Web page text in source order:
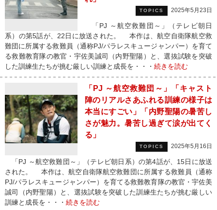
TOPICS 2025年5月23日
「PJ ～航空救難団～」（テレビ朝日
系）の第5話が、22日に放送された。 本作は、航空自衛隊航空救
難団に所属する救難員（通称PJ/パラレスキュージャンパー）を育て
る救難教育隊の教官・宇佐美誠司（内野聖陽）と、選抜試験を突破
した訓練生たちが挑む厳しい訓練と成長を・・・ 続きを読む
「PJ ～航空救難団～」「キャスト
陣のリアルさあふれる訓練の様子は
本当にすごい」「内野聖陽の暑苦し
さが魅力。暑苦し過ぎて涙が出てく
る」
TOPICS 2025年5月16日
「PJ ～航空救難団～」（テレビ朝日系）の第4話が、15日に放送
された。 本作は、航空自衛隊航空救難団に所属する救難員（通称
PJ/パラレスキュージャンパー）を育てる救難教育隊の教官・宇佐美
誠司（内野聖陽）と、選抜試験を突破した訓練生たちが挑む厳しい
訓練と成長を・・・ 続きを読む